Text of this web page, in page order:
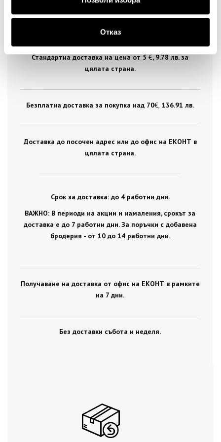
Отказ
Стандартна доставка на цена от 5 €, 9.78 лв. за
цялата страна.
Безплатна доставка за покупка над 70€ , 136.91 лв.
Доставка до посочен адрес или до офис на ЕКОНТ в
цялата страна.
Срок за доставка: до 4 работни дни.
ВАЖНО: В периоди на акции и намаления, срокът за
доставка е до 7 работни дни. За поръчки с добавена
бродерия - от 10 до 14 работни дни.
Получаване на доставка от офис на ЕКОНТ в рамките
на 7 дни.
Без доставки събота и неделя.